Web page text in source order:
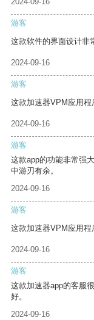
游客
这款软件的界面设计非
2024-09-16
游客
这款加速器VPM应用程
2024-09-16
游客
这款app的功能非常强
中游刃有余。
2024-09-16
游客
这款加速器VPM应用程
2024-09-16
游客
这款加速器app的客服
好。
2024-09-16